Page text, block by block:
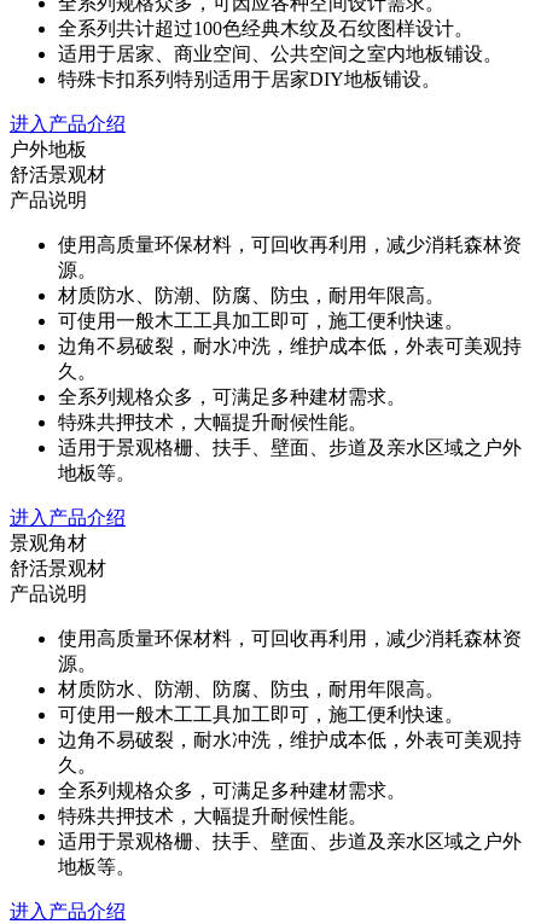
全系列共计超过100色经典木纹及石纹图样设计。
适用于居家、商业空间、公共空间之室内地板铺设。
特殊卡扣系列特别适用于居家DIY地板铺设。
进入产品介绍
户外地板
舒活景观材
产品说明
使用高质量环保材料，可回收再利用，减少消耗森林资
源。
材质防水、防潮、防腐、防虫，耐用年限高。
可使用一般木工工具加工即可，施工便利快速。
边角不易破裂，耐水冲洗，维护成本低，外表可美观持
久。
全系列规格众多，可满足多种建材需求。
特殊共押技术，大幅提升耐候性能。
适用于景观格栅、扶手、壁面、步道及亲水区域之户外
地板等。
进入产品介绍
景观角材
舒活景观材
产品说明
使用高质量环保材料，可回收再利用，减少消耗森林资
源。
材质防水、防潮、防腐、防虫，耐用年限高。
可使用一般木工工具加工即可，施工便利快速。
边角不易破裂，耐水冲洗，维护成本低，外表可美观持
久。
全系列规格众多，可满足多种建材需求。
特殊共押技术，大幅提升耐候性能。
适用于景观格栅、扶手、壁面、步道及亲水区域之户外
地板等。
进入产品介绍